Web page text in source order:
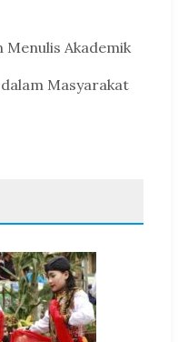
Akademik
Masyarakat